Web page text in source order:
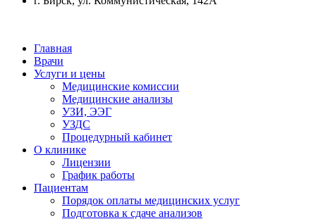
Главная
Врачи
Услуги и цены
Медицинские комиссии
Медицинские анализы
УЗИ, ЭЭГ
УЗДС
Процедурный кабинет
О клинике
Лицензии
График работы
Пациентам
Порядок оплаты медицинских услуг
Подготовка к сдаче анализов